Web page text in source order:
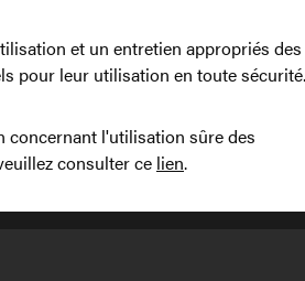
et un entretien appropriés des
pour leur utilisation en toute sécurité.
concernant l'utilisation sûre des
consulter ce lien.